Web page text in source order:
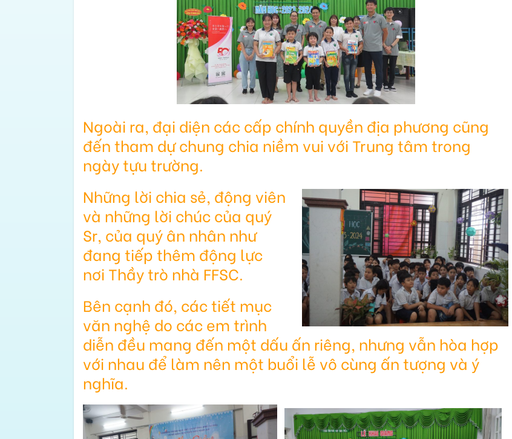
Ngoài ra, đại diện các cấp chính quyền địa phương cũng
đến tham dự chung chia niềm vui với Trung tâm trong
ngày tựu trường.
Những lời chia sẻ, động viên
và những lời chúc của quý
Sr, của quý ân nhân như
đang tiếp thêm động lực
nơi Thầy trò nhà FFSC.
Bên cạnh đó, các tiết mục
văn nghệ do các em trình
diễn đều mang đến một dấu ấn riêng, nhưng vẫn hòa hợp
với nhau để làm nên một buổi lễ vô cùng ấn tượng và ý
nghĩa.